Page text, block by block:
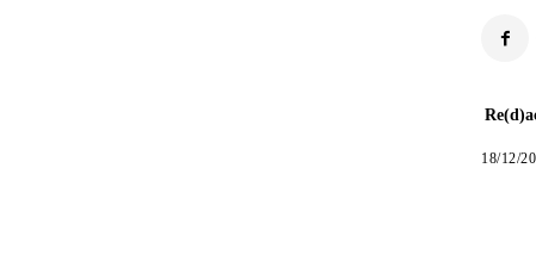
18/12/